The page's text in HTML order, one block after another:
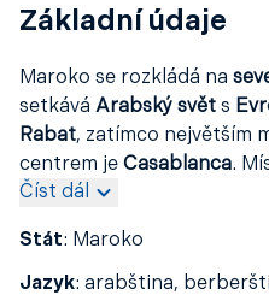
Základní údaje
Maroko se rozkládá na
setkává Arabský svět s
Rabat, zatímco největším
centrem je Casablanca.
dirham (MAD)
kterou najdete především
městFès,Marrákešnebo
Číst dál
Stát: Maroko
Jazyk: arabština,